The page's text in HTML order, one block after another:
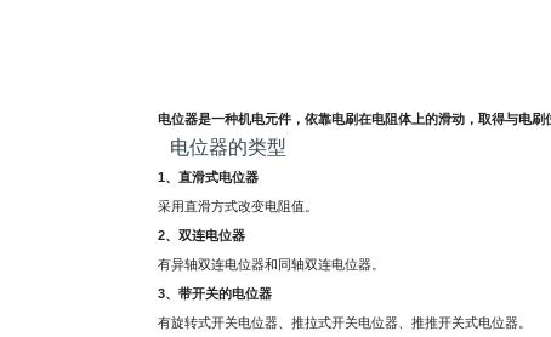
电位器是一种机电元件，依靠电刷在电阻体上的滑动，取得与电
电位器的类型
1、直滑式电位器
采用直滑方式改变电阻值。
2、双连电位器
有异轴双连电位器和同轴双连电位器。
3、带开关的电位器
有旋转式开关电位器、推拉式开关电位器、推推开关式电位器。